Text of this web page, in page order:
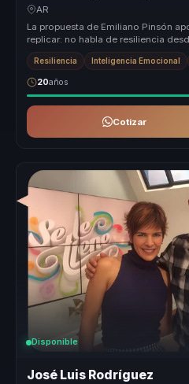
AR
La propuesta de Emiliano Pinsón
replicar: no habla de resiliencia
una ...
Resiliencia Inteligencia Emocional
20años
Cotizar
Disponible
José Luis Rodríguez